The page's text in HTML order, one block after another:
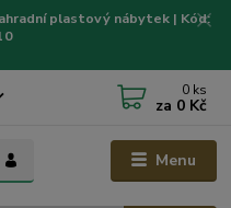
plastový nábytek | Kód:
Menu
0 ks
za 0 Kč